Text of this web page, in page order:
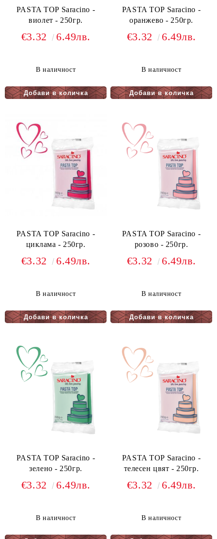
PASTA TOP Saracino -
виолет - 250гр.
€3.32 6.49лв.
В наличност
PASTA TOP Saracino -
оранжево - 250гр.
€3.32 6.49лв.
В наличност
PASTA TOP Saracino -
циклама - 250гр.
€3.32 6.49лв.
В наличност
PASTA TOP Saracino -
розово - 250гр.
€3.32 6.49лв.
В наличност
PASTA TOP Saracino -
зелено - 250гр.
€3.32 6.49лв.
В наличност
PASTA TOP Saracino -
телесен цвят - 250гр.
€3.32 6.49лв.
В наличност